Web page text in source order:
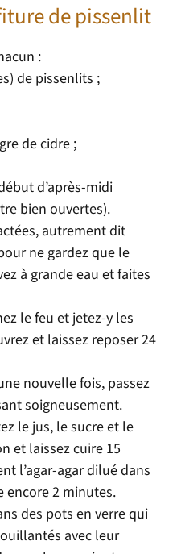
de pissenlit
:
de pissenlits ;
de cidre ;
d’après-midi
bien ouvertes).
autrement dit
ne gardez que le
à grande eau et faites
le feu et jetez-y les
et laissez reposer 24
nouvelle fois, passez
soigneusement.
le jus, le sucre et le
et laissez cuire 15
l’agar-agar dilué dans
encore 2 minutes.
des pots en verre qui
avec leur